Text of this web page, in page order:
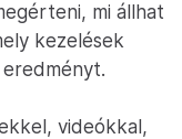
mi állhat
kezelések
videókkal,